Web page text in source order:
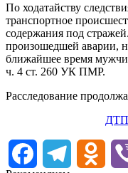
По ходатайству
транспортное
содержания под
произошедшей аварии,
ближайшее время
ч. 4 ст. 260 УК ПМР.
Расследование
ДТП
FacebookTelegram